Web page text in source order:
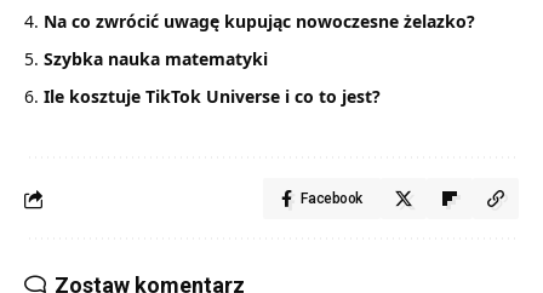
Na co zwrócić uwagę kupując nowoczesne żelazko?
Szybka nauka matematyki
Ile kosztuje TikTok Universe i co to jest?
Facebook
Zostaw komentarz